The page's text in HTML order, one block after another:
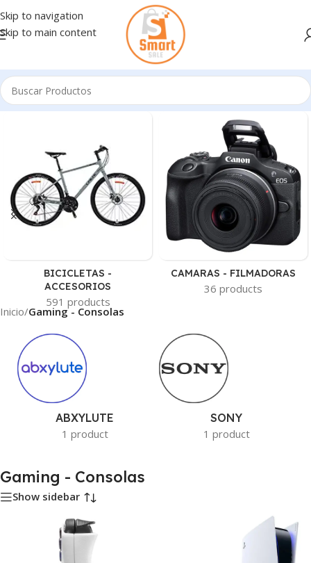
Skip to navigation
Skip to main content
BICICLETAS -
ACCESORIOS
591 products
CAMARAS - FILMADORAS
36 products
Inicio/Gaming - Consolas
ABXYLUTE
1 product
SONY
1 product
Gaming - Consolas
Show sidebar